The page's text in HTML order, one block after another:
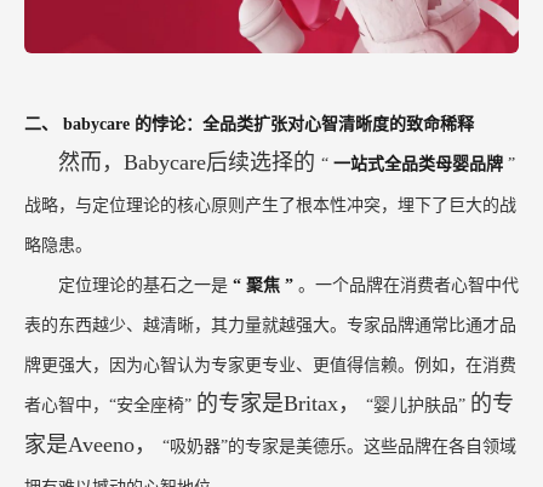
二、 babycare 的悖论：全品类扩张对心智清晰度的致命稀释
然而，Babycare后续选择的 “ 一站式全品类母婴品牌 ”
战略，与定位理论的核心原则产生了根本性冲突，埋下了巨大的战
略隐患。
定位理论的基石之一是 “ 聚焦 ” 。一个品牌在消费者心智中代
表的东西越少、越清晰，其力量就越强大。专家品牌通常比通才品
牌更强大，因为心智认为专家更专业、更值得信赖。例如，在消费
者心智中，“安全座椅” 的专家是Britax， “婴儿护肤品” 的专
家是Aveeno，
“吸奶器”的专家是美德乐。这些品牌在各自领域